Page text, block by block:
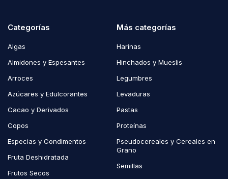
Categorías
Algas
Almidones y Espesantes
Arroces
Azúcares y Edulcorantes
Cacao y Derivados
Copos
Especias y Condimentos
Fruta Deshidratada
Frutos Secos
Más categorías
Harinas
Hinchados y Mueslis
Legumbres
Levaduras
Pastas
Proteínas
Pseudocereales y Cereales en
Grano
Semillas